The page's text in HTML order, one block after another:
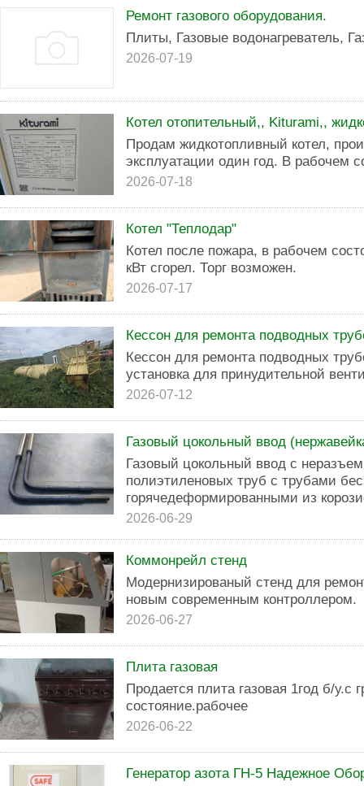
Ремонт газового оборудования.
Плиты, Газовые водонагреватель,
2026-07-19
Котел отопительный,, Kiturami,,
Продам жидкотопливный котел,
эксплуатации один год. В рабочем
2026-07-18
Котел "Теплодар"
Котел после пожара, в рабочем
кВт сгорел. Торг возможен.
2026-07-17
Кессон для ремонта подводных
Кессон для ремонта подводных
установка для принудительной
2026-07-12
Газовый цокольный ввод
Газовый цокольный ввод с
полиэтиленовых труб с трубами
горячедеформированными из
2026-06-29
Коммонрейл стенд
Модернизированый стенд для
новым современным контроллером.
2026-06-27
Плита газовая
Продается плита газовая 1год б/у.с
состояние.рабочее
2026-06-22
Генератор азота ГН-5 Надежное